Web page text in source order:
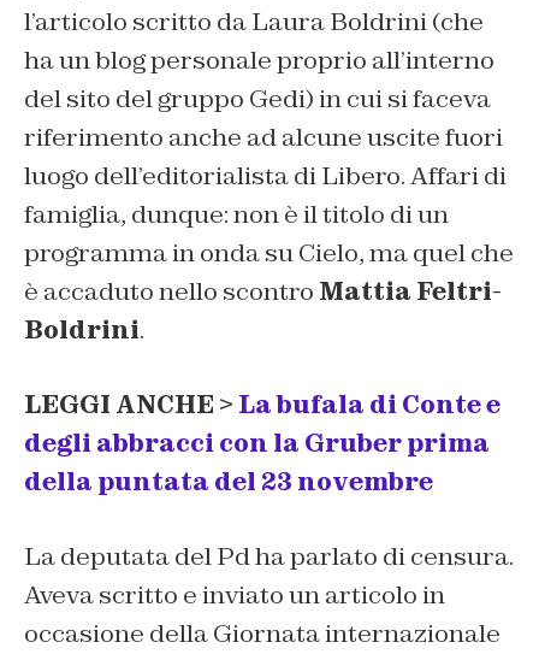
l’articolo scritto da Laura Boldrini (che
ha un blog personale proprio all’interno
del sito del gruppo Gedi) in cui si faceva
riferimento anche ad alcune uscite fuori
luogo dell’editorialista di Libero. Affari di
famiglia, dunque: non è il titolo di un
programma in onda su Cielo, ma quel che
è accaduto nello scontro Mattia Feltri-
Boldrini.
LEGGI ANCHE > La bufala di Conte e
degli abbracci con la Gruber prima
della puntata del 23 novembre
La deputata del Pd ha parlato di censura.
Aveva scritto e inviato un articolo in
occasione della Giornata internazionale